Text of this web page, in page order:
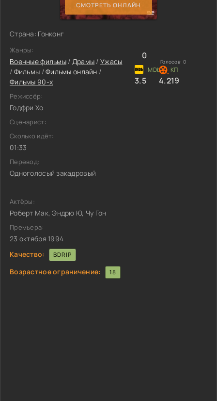
СМОТРЕТЬ ОНЛАЙН
Страна: Гонконг
Жанры:
Военные фильмы/ Драмы /Ужасы
/ Фильмы /Фильмы онлайн /
Фильмы 90-х
Режиссёр:
Годфри Хо
Сценарист:
Сколько идёт:
01:33
Перевод:
Одноголосый закадровый
0
Голосов: 0
3.5 4.219
Актёры:
Роберт Мак, Эндрю Ю, Чу Гон
Премьера:
23 октября 1994
Качество:
BDRIP
Возрастное ограничение: 18